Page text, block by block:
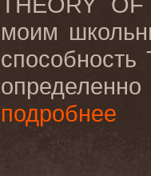
моим
способность
подробнее